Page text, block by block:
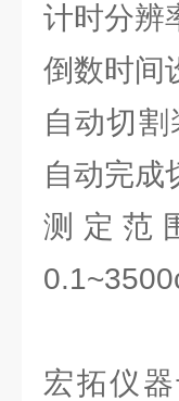
计时分辨
倒数时间
自动切
自动完成
测定范
宏拓仪